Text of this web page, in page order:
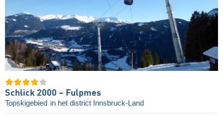
Schlick 2000 – Fulpmes
Topskigebied in het district Innsbruck-Land